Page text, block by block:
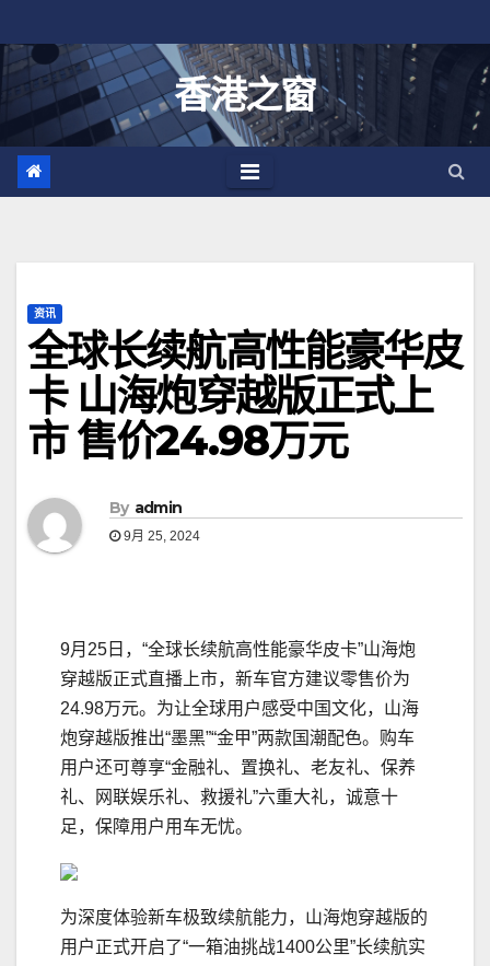
至
香港之窗
资讯
全球长续航高性能豪华皮
卡 山海炮穿越版正式上
市 售价24.98万元
By admin
9月 25, 2024
9月25日，“全球长续航高性能豪华皮卡”山海炮
穿越版正式直播上市，新车官方建议零售价为
24.98万元。为让全球用户感受中国文化，山海
炮穿越版推出“墨黑”“金甲”两款国潮配色。购车
用户还可尊享“金融礼、置换礼、老友礼、保养
礼、网联娱乐礼、救援礼”六重大礼，诚意十
足，保障用户用车无忧。
为深度体验新车极致续航能力，山海炮穿越版的
用户正式开启了“一箱油挑战1400公里”长续航实